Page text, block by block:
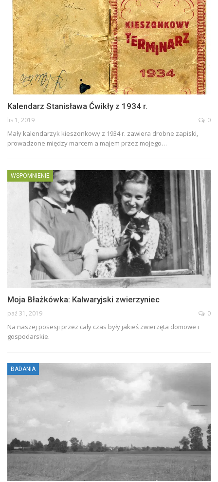
Kalendarz Stanisława Ćwikły z 1934 r.
lis 1, 2019 0
Mały kalendarzyk kieszonkowy z 1934 r. zawiera drobne zapiski,
prowadzone między marcem a majem przez mojego…
WSPOMNIENIE
Moja Błażkówka: Kalwaryjski zwierzyniec
paź 31, 2019 0
Na naszej posesji przez cały czas były jakieś zwierzęta domowe i
gospodarskie.
BADANIA